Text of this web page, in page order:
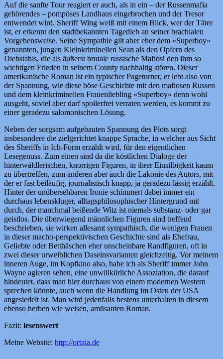
Auf die sanfte Tour reagiert er auch, als in ein – der Russenmafia
gehörendes – pompöses Landhaus eingebrochen und der Tresor
entwendet wird. Sheriff Wing weiß mit einem Blick, wer der Täter
ist, er erkennt den stadtbekannten Tagedieb an seiner brachialen
Vorgehensweise. Seine Sympathie gilt aber eher dem «Superboy»
genannten, jungen Kleinkriminellen Sean als den Opfern des
Diebstahls, die als äußerst brutale russische Mafiosi den ihm so
wichtigen Frieden in seinem County nachhaltig stören. Dieser
amerikanische Roman ist ein typischer Pageturner, er lebt also von
der Spannung, wie diese böse Geschichte mit den mafiosen Russen
und dem kleinkriminellen Frauenliebling «Superboy» denn wohl
ausgeht, soviel aber darf spoilerfrei verraten werden, es kommt zu
einer geradezu salomonischen Lösung.
Neben der sorgsam aufgebauten Spannung des Plots sorgt
insbesondere die zielgerichtet knappe Sprache, in welcher aus Sicht
des Sheriffs in Ich-Form erzählt wird, für den eigentlichen
Lesegenuss. Zum einen sind da die köstlichen Dialoge der
hinterwäldlerischen, knorrigen Figuren, in ihrer Einsilbigkeit kaum
zu übertreffen, zum anderen aber auch die Lakonie des Autors, mit
der er fast beiläufig, journalistisch knapp, ja geradezu lässig erzählt.
Hinter der unübersehbaren Ironie schimmert dabei immer ein
durchaus lebenskluger, alltagsphilosophischer Hintergrund mit
durch, der manchmal beißende Witz ist niemals substanz- oder gar
geistlos. Die überwiegend männlichen Figuren sind treffend
beschrieben, sie wirken allesamt sympathisch, die wenigen Frauen
in dieser macho-perspektivischen Geschichte sind als Ehefrau,
Geliebte oder Betthäschen eher unscheinbare Randfiguren, oft in
zwei dieser urweiblichen Daseinsvarianten gleichzeitig. Vor meinem
inneren Auge, im Kopfkino also, habe ich als Sheriff immer John
Wayne agieren sehen, eine unwillkürliche Assoziation, die darauf
hindeutet, dass man hier durchaus von einem modernen Western
sprechen könnte, auch wenn die Handlung im Osten der USA
angesiedelt ist. Man wird jedenfalls bestens unterhalten in diesem
ebenso herben wie weisen, amüsanten Roman.
Fazit: lesenswert
Meine Website: http://ortaia.de